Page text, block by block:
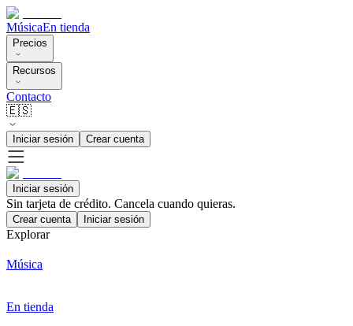
MúsicaEn tienda
Precios
Recursos
Contacto
🇪🇸
Iniciar sesión Crear cuenta
Iniciar sesión
Sin tarjeta de crédito. Cancela cuando quieras.
Crear cuenta Iniciar sesión
Explorar
Música
En tienda